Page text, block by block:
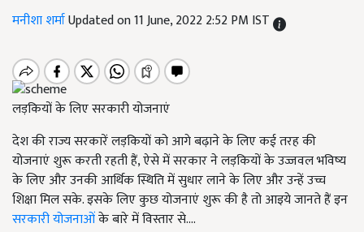
मनीशा शर्माUpdated on 11 June, 2022 2:52 PM IST
लड़कियों के लिए सरकारी योजनाएं
देश की राज्य सरकारें लड़कियों को आगे बढ़ाने के लिए कई तरह की
योजनाएं शुरू करती रहती हैं, ऐसे में सरकार ने लड़कियों के उज्जवल भविष्य
के लिए और उनकी आर्थिक स्थिति में सुधार लाने के लिए और उन्हें उच्च
शिक्षा मिल सके. इसके लिए कुछ योजनाएं शुरू की है तो आइये जानते हैं इन
सरकारी योजनाओंके बारे में विस्तार से....